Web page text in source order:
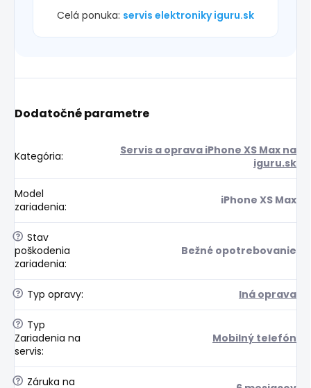
Celá ponuka: servis elektroniky iguru.sk
Dodatočné parametre
Kategória:
Servis a oprava iPhone XS Max na
iguru.sk
Model
zariadenia: iPhone XS Max
? Stav
poškodenia
zariadenia:
Bežné opotrebovanie
? Typ opravy: Iná oprava
? Typ
Zariadenia na
servis:
Mobilný telefón
? Záruka na